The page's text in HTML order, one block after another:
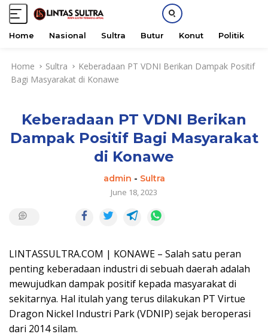
Home Nasional Sultra Butur Konut Politik
Home Sultra
Keberadaan PT VDNI Berikan Dampak Positif
Bagi Masyarakat di Konawe
Keberadaan PT VDNI Berikan
Dampak Positif Bagi Masyarakat
di Konawe
admin - Sultra
June 18, 2023
LINTASSULTRA.COM | KONAWE – Salah satu peran
penting keberadaan industri di sebuah daerah adalah
mewujudkan dampak positif kepada masyarakat di
sekitarnya. Hal itulah yang terus dilakukan PT Virtue
Dragon Nickel Industri Park (VDNIP) sejak beroperasi
dari 2014 silam.